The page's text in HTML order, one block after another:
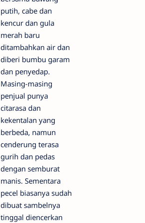
putih, cabe dan
kencur dan gula
merah baru
ditambahkan air dan
diberi bumbu garam
dan penyedap.
Masing-masing
penjual punya
citarasa dan
kekentalan yang
berbeda, namun
cenderung terasa
gurih dan pedas
dengan semburat
manis. Sementara
pecel biasanya sudah
dibuat sambelnya
tinggal diencerkan